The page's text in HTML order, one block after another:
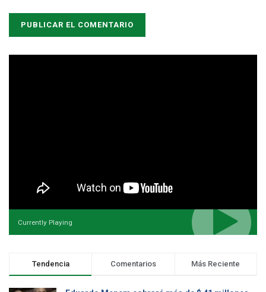
Currently Playing
Tendencia Comentarios Más Reciente